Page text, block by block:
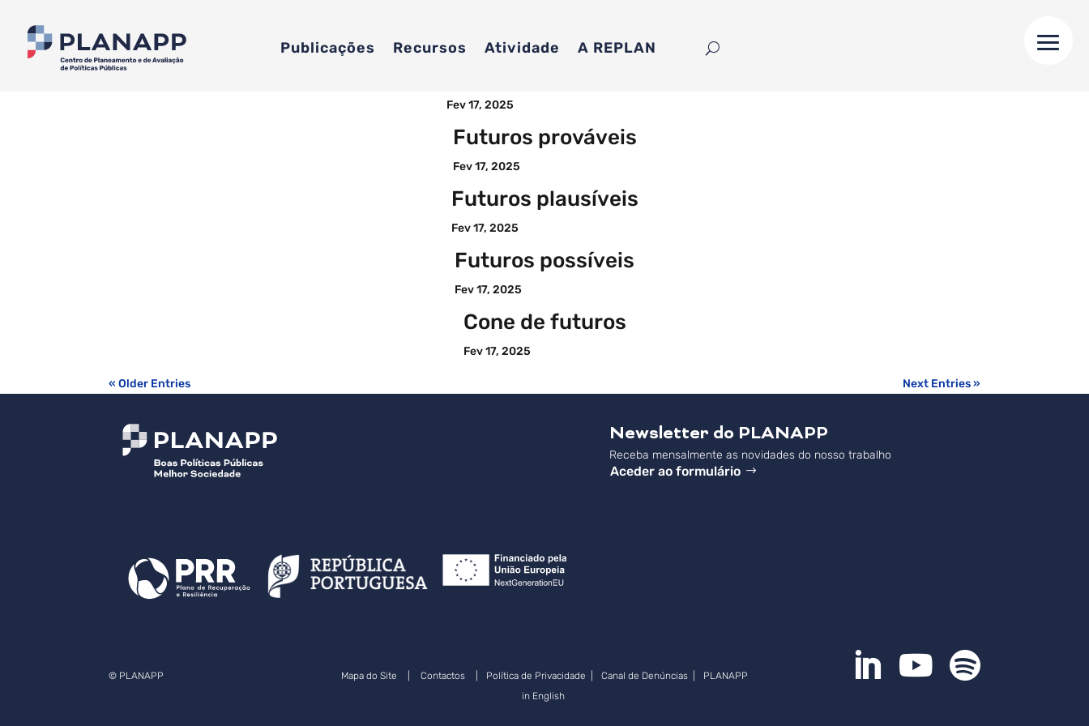
Publicações Recursos Atividade A REPLAN
Fev 17, 2025
Futuros prováveis
Fev 17, 2025
Futuros plausíveis
Fev 17, 2025
Futuros possíveis
Fev 17, 2025
Cone de futuros
Fev 17, 2025
« Older Entries Next Entries »
Newsletter do PLANAPP
Receba mensalmente as novidades do nosso trabalho
Aceder ao formulário
© PLANAPP Mapa do Site Contactos Política de Privacidade Canal de Denúncias
PLANAPP
in English


